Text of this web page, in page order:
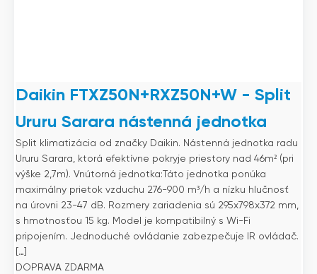
Daikin FTXZ50N+RXZ50N+W - Split
Ururu Sarara nástenná jednotka
Split klimatizácia od značky Daikin. Nástenná jednotka radu
Ururu Sarara, ktorá efektívne pokryje priestory nad 46m² (pri
výške 2,7m). Vnútorná jednotka:Táto jednotka ponúka
maximálny prietok vzduchu 276-900 m³/h a nízku hlučnosť
na úrovni 23-47 dB. Rozmery zariadenia sú 295x798x372 mm,
s hmotnosťou 15 kg. Model je kompatibilný s Wi-Fi
pripojením. Jednoduché ovládanie zabezpečuje IR ovládač.
[…]
DOPRAVA ZDARMA